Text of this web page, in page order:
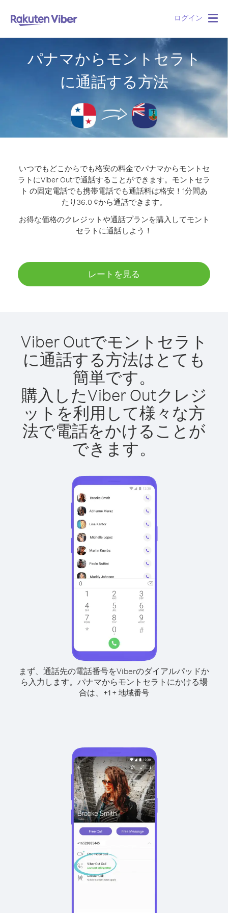
ログイン
パナマからモントセラト
に通話する方法
いつでもどこからでも格安の料金でパナマからモントセ
ラトにViber Outで通話することができます。 モントセラ
ト の固定電話でも携帯電話でも通話料は格安！1分間あ
たり36.0 ¢から通話できます。
お得な価格のクレジットや通話プランを購入してモント
セラトに通話しよう！
レートを見る
Viber Outでモントセラト
に通話する方法はとても
簡単です。
購入したViber Outクレジ
ットを利用して様々な方
法で電話をかけることが
できます。
まず、通話先の電話番号をViberのダイアルパッドか
ら入力します。 パナマからモントセラトにかける場
合は、 +1 + 地域番号